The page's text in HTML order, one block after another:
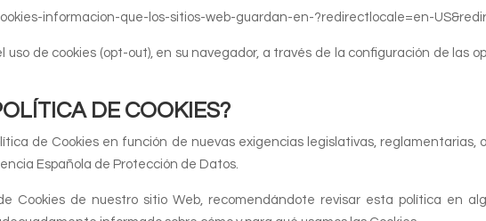
informacion-que-los-sitios-web-guardan-en-?redirectlocale=en-
de cookies (opt-out), en su navegador, a través de la configuración de las
DE COOKIES?
de Cookies en función de nuevas exigencias legislativas,
Española de Protección de Datos.
Cookies de nuestro sitio Web, recomendándote revisar esta política en